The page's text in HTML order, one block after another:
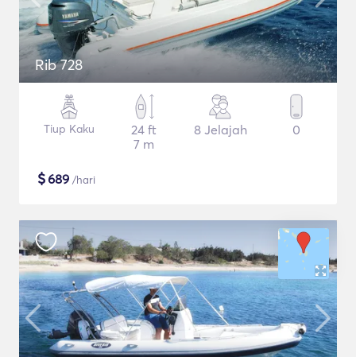
Rib 728
Tiup Kaku
24 ft
7 m
8 Jelajah 0
$689 /hari